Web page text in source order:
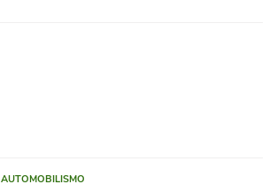
AUTOMOBILISMO